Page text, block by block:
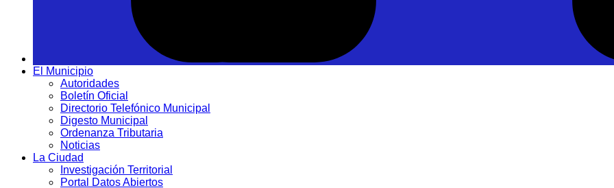
El Municipio
Autoridades
Boletín Oficial
Directorio Telefónico Municipal
Digesto Municipal
Ordenanza Tributaria
Noticias
La Ciudad
Investigación Territorial
Portal Datos Abiertos